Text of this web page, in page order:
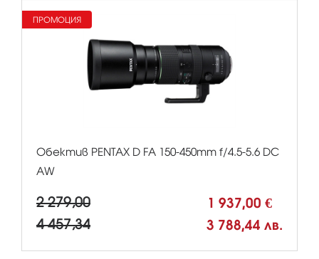
Обектив PENTAX D FA 150-450mm f/4.5-5.6 DC
AW
2 279,00 1 937,00 €
4 457,34 3 788,44 лв.
ПРОМОЦИЯ